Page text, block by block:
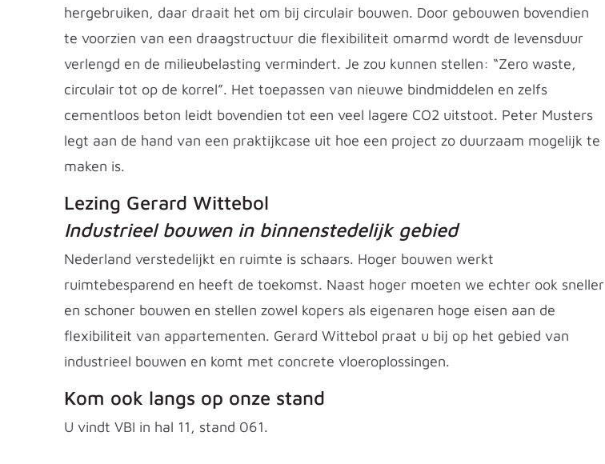
hergebruiken, daar draait het om bij circulair bouwen. Door gebouwen bovendien
te voorzien van een draagstructuur die flexibiliteit omarmd wordt de levensduur
verlengd en de milieubelasting vermindert. Je zou kunnen stellen: “Zero waste,
circulair tot op de korrel”. Het toepassen van nieuwe bindmiddelen en zelfs
cementloos beton leidt bovendien tot een veel lagere CO2 uitstoot. Peter Musters
legt aan de hand van een praktijkcase uit hoe een project zo duurzaam mogelijk te
maken is.
Lezing Gerard Wittebol
Industrieel bouwen in binnenstedelijk gebied
Nederland verstedelijkt en ruimte is schaars. Hoger bouwen werkt
ruimtebesparend en heeft de toekomst. Naast hoger moeten we echter ook sneller
en schoner bouwen en stellen zowel kopers als eigenaren hoge eisen aan de
flexibiliteit van appartementen. Gerard Wittebol praat u bij op het gebied van
industrieel bouwen en komt met concrete vloeroplossingen.
Kom ook langs op onze stand
U vindt VBI in hal 11, stand 061.